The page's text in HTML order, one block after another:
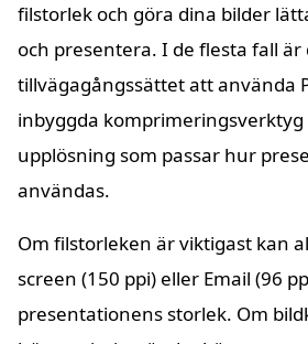
filstorlek och göra dina bilder
och presentera. I de flesta fall är
tillvägagångssättet att använda
inbyggda komprimeringsverktyg
upplösning som passar hur
användas.
Om filstorleken är viktigast kan
screen (150 ppi) eller Email (96
presentationens storlek. Om